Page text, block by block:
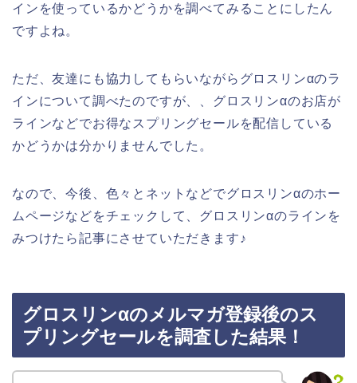
インを使っているかどうかを調べてみることにしたん
ですよね。
ただ、友達にも協力してもらいながらグロスリンαのラ
インについて調べたのですが、、グロスリンαのお店が
ラインなどでお得なスプリングセールを配信している
かどうかは分かりませんでした。
なので、今後、色々とネットなどでグロスリンαのホー
ムページなどをチェックして、グロスリンαのラインを
みつけたら記事にさせていただきます♪
グロスリンαのメルマガ登録後のス
プリングセールを調査した結果！